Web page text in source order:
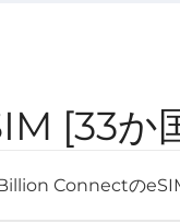
[33か
Connectの